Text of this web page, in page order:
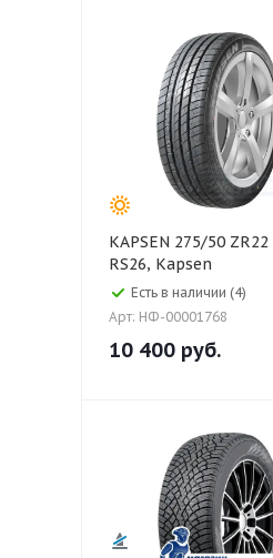
KAPSEN 275/50 ZR22 111W
RS26, Kapsen
Есть в наличии (4)
Арт: НФ-00001768
10 400 руб.